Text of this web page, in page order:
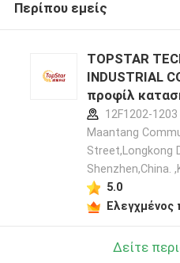
Περίπου εμείς
TOPSTAR
INDUSTRIAL
προφίλ
12F1202-
Maantang
Street,Longkong
Shenzhen,China.
5.0
Ελεγχμένος
Δείτε